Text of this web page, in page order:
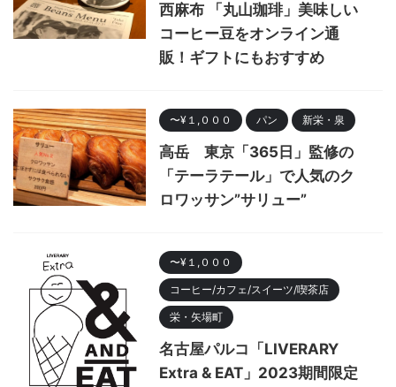
西麻布 「丸山珈琲」美味しい
コーヒー豆をオンライン通
販！ギフトにもおすすめ
〜¥１,０００ パン 新栄・泉
高岳 東京「365日」監修の
「テーラテール」で人気のク
ロワッサン”サリュー”
〜¥１,０００
コーヒー/カフェ/スイーツ/喫茶店
栄・矢場町
名古屋パルコ「LIVERARY
Extra & EAT」2023期間限定